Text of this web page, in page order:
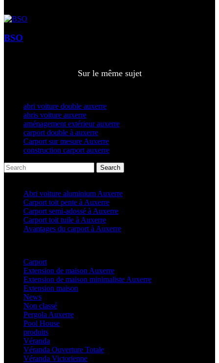
BSO
Sur le même sujet
abri voiture double auxerre
abris voiture auxerre
aménagement extérieur auxerre
carport double à auxerre
Carport sur mesure Auxerre
construction carport auxerre
Search
Abri voiture aluminium Auxerre
Carport toit pente à Auxerre
Carport semi-adossé à Auxerre
Carport toit tuile à Auxerre
Avantages du carport à Auxerre
Carport
Extension de maison Auxerre
Extension de maison minimaliste Auxerre
Extension maison
News
Non classé
Pergola Auxerre
Pool House
produits
Véranda
Véranda Ouverture Totale
Véranda Victorienne